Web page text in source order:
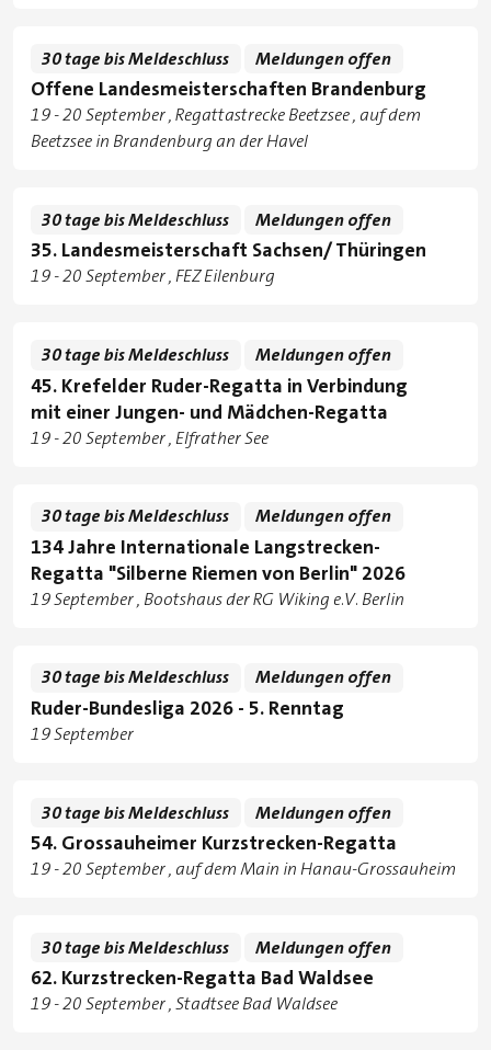
Offene Landesmeisterschaften Brandenburg
Tage
19zu
-20 September
Standorte
Regattastrecke Beetzsee, auf dem
Beetzsee in Brandenburg an der Havel
30 tage bis Meldeschluss Meldungen offen
35. Landesmeisterschaft Sachsen/ Thüringen
Tage
19zu
-20 September FEZ Eilenburg
30 tage bis Meldeschluss Meldungen offen
45. Krefelder Ruder-Regatta in Verbindung
mit einer Jungen- und Mädchen-Regatta
Tage
19zu
-20 September Elfrather See
30 tage bis Meldeschluss Meldungen offen
134 Jahre Internationale Langstrecken-
Regatta "Silberne Riemen von Berlin" 2026
Tage
19 September Bootshaus der RG Wiking e.V. Berlin
30 tage bis Meldeschluss Meldungen offen
Ruder-Bundesliga 2026 - 5. Renntag
Tage
19 September
30 tage bis Meldeschluss Meldungen offen
54. Grossauheimer Kurzstrecken-Regatta
Tage
19zu
-20 September auf dem Main in Hanau-Grossauheim
30 tage bis Meldeschluss Meldungen offen
62. Kurzstrecken-Regatta Bad Waldsee
Tage
19zu
-20 September Stadtsee Bad Waldsee
30 tage bis Meldeschluss Meldungen offen